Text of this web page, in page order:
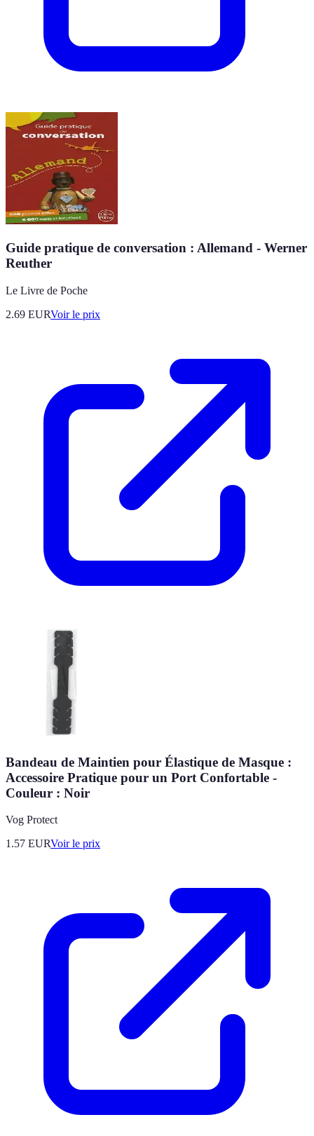
Guide pratique de conversation : Allemand - Werner
Reuther
Le Livre de Poche
2.69 EURVoir le prix
Bandeau de Maintien pour Élastique de Masque :
Accessoire Pratique pour un Port Confortable -
Couleur : Noir
Vog Protect
1.57 EURVoir le prix